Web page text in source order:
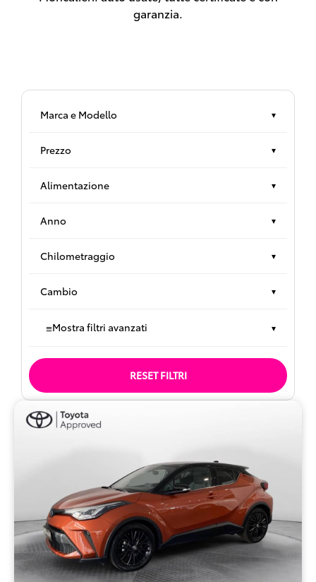
garanzia.
Marca e Modello ▾
Prezzo ▾
Alimentazione ▾
Anno ▾
Chilometraggio ▾
Cambio ▾
≡Mostra filtri avanzati ▾
RESET FILTRI